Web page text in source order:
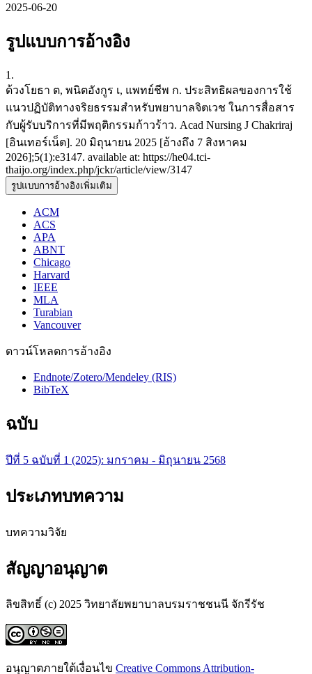
2025-06-20
รูปแบบการอ้างอิง
1.
ด้วงโยธา ต, พนิตอังกูร เ, แพทย์ชีพ ก. ประสิทธิผลของการใช้
แนวปฏิบัติทางจริยธรรมสำหรับพยาบาลจิตเวช ในการสื่อสาร
กับผู้รับบริการที่มีพฤติกรรมก้าวร้าว. Acad Nursing J Chakriraj
[อินเทอร์เน็ต]. 20 มิถุนายน 2025 [อ้างถึง 7 สิงหาคม
2026];5(1):e3147. available at: https://he04.tci-
thaijo.org/index.php/jckr/article/view/3147
รูปแบบการอ้างอิงเพิ่มเติม
ACM
ACS
APA
ABNT
Chicago
Harvard
IEEE
MLA
Turabian
Vancouver
ดาวน์โหลดการอ้างอิง
Endnote/Zotero/Mendeley (RIS)
BibTeX
ฉบับ
ปีที่ 5 ฉบับที่ 1 (2025): มกราคม - มิถุนายน 2568
ประเภทบทความ
บทความวิจัย
สัญญาอนุญาต
ลิขสิทธิ์ (c) 2025 วิทยาลัยพยาบาลบรมราชชนนี จักรีรัช
อนุญาตภายใต้เงื่อนไข Creative Commons Attribution-